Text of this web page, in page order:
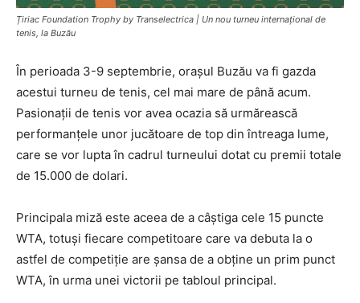
Țiriac Foundation Trophy by Transelectrica | Un nou turneu internațional de
tenis, la Buzău
În perioada 3-9 septembrie, orașul Buzău va fi gazda
acestui turneu de tenis, cel mai mare de până acum.
Pasionații de tenis vor avea ocazia să urmărească
performanțele unor jucătoare de top din întreaga lume,
care se vor lupta în cadrul turneului dotat cu premii totale
de 15.000 de dolari.
Principala miză este aceea de a câștiga cele 15 puncte
WTA, totuși fiecare competitoare care va debuta la o
astfel de competiție are șansa de a obține un prim punct
WTA, în urma unei victorii pe tabloul principal.